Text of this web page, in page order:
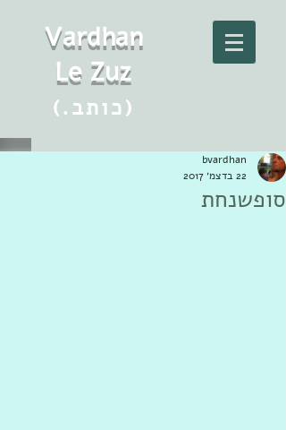
Vardhan
Le Zuz
(.כותב)
סופשנחת
bvardhan
22 בדצמ׳ 2017